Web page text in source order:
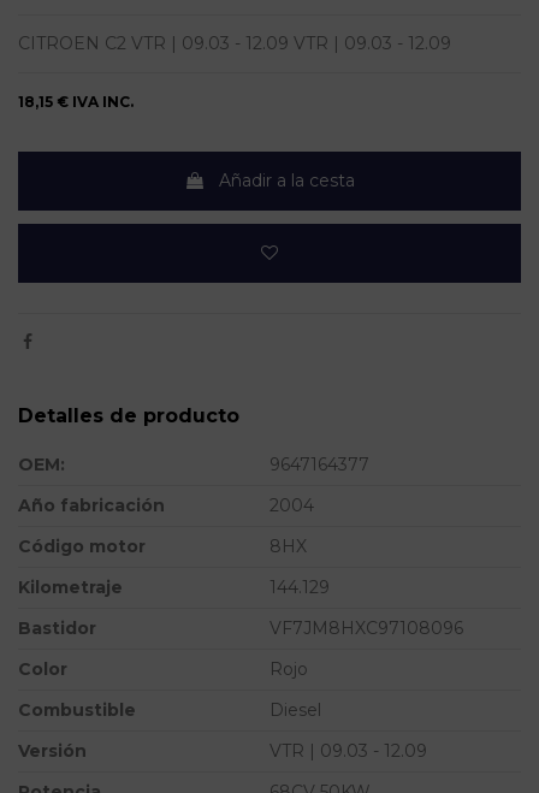
CITROEN C2 VTR | 09.03 - 12.09 VTR | 09.03 - 12.09
18,15 € IVA INC.
Añadir a la cesta
Detalles de producto
OEM:
9647164377
Año fabricación
2004
Código motor
8HX
Kilometraje
144.129
Bastidor
VF7JM8HXC97108096
Color
Rojo
Combustible
Diesel
Versión
VTR | 09.03 - 12.09